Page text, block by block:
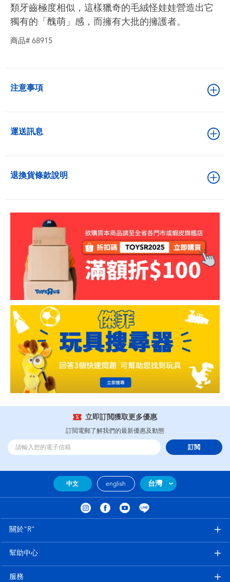
角色收藏
生活雜貨
類牙齒極度相似，這樣獵奇的毛絨怪娃娃營造出它
獨有的「醜萌」感，而擁有大批的擁護者。
商品# 68915
注意事項
運送訊息
退換貨條款說明
立即訂閲獲取更多優惠
訂閲電郵了解我們的最新優惠及動態
訂閲
中文 english 台灣
關於"R"
幫助中心
服務